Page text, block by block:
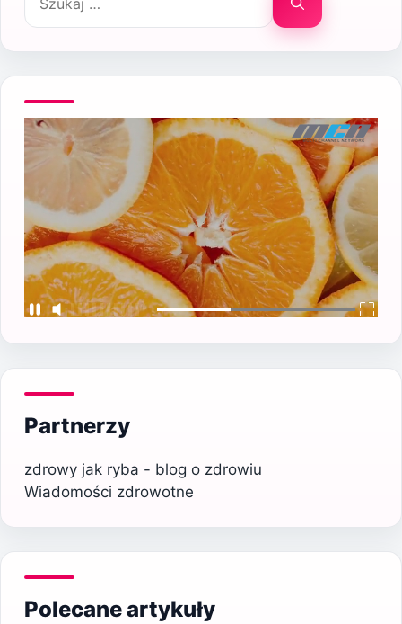
Partnerzy
zdrowy jak ryba - blog o zdrowiu
Wiadomości zdrowotne
Polecane artykuły